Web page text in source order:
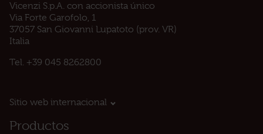
Vicenzi S.p.A. con accionista único
Via Forte Garofolo, 1
37057 San Giovanni Lupatoto (prov. VR)
Italia
Tel. +39 045 8262800
Sitio web internacional
Productos